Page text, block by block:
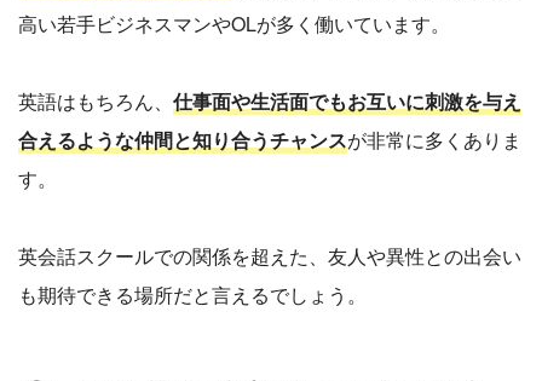
高い若手ビジネスマンやOLが多く働いています。
英語はもちろん、 仕事面や生活面でもお互いに刺激を与え
合えるような仲間と知り合うチャンスが非常に多くありま
す。
英会話スクールでの関係を超えた、友人や異性との出会い
も期待できる場所だと言えるでしょう。